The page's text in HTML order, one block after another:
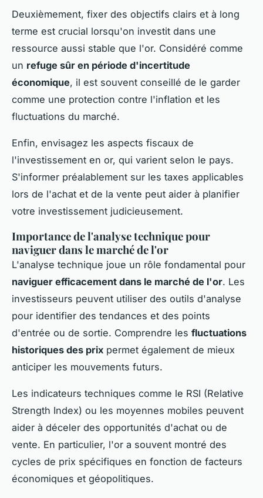
Deuxièmement, fixer des objectifs clairs et à long
terme est crucial lorsqu'on investit dans une
ressource aussi stable que l'or. Considéré comme
un refuge sûr en période d'incertitude
économique, il est souvent conseillé de le garder
comme une protection contre l'inflation et les
fluctuations du marché.
Enfin, envisagez les aspects fiscaux de
l'investissement en or, qui varient selon le pays.
S'informer préalablement sur les taxes applicables
lors de l'achat et de la vente peut aider à planifier
votre investissement judicieusement.
Importance de l'analyse technique pour
naviguer dans le marché de l'or
L'analyse technique joue un rôle fondamental pour
naviguer efficacement dans le marché de l'or. Les
investisseurs peuvent utiliser des outils d'analyse
pour identifier des tendances et des points
d'entrée ou de sortie. Comprendre les fluctuations
historiques des prix permet également de mieux
anticiper les mouvements futurs.
Les indicateurs techniques comme le RSI (Relative
Strength Index) ou les moyennes mobiles peuvent
aider à déceler des opportunités d'achat ou de
vente. En particulier, l'or a souvent montré des
cycles de prix spécifiques en fonction de facteurs
économiques et géopolitiques.